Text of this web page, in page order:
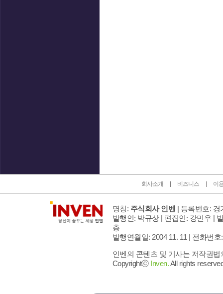
회사소개 비즈니스 이
명칭: 주식회사 인벤 | 등록번호: 경
발행인: 박규상 | 편집인: 강민우 |
층
발행연월일: 2004 11. 11 | 전화번호
인벤의 콘텐츠 및 기사는 저작권
Copyrightⓒ Inven.All rights